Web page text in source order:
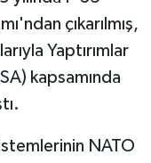
çıkarılmış,
Yaptırımlar
kapsamında
NATO